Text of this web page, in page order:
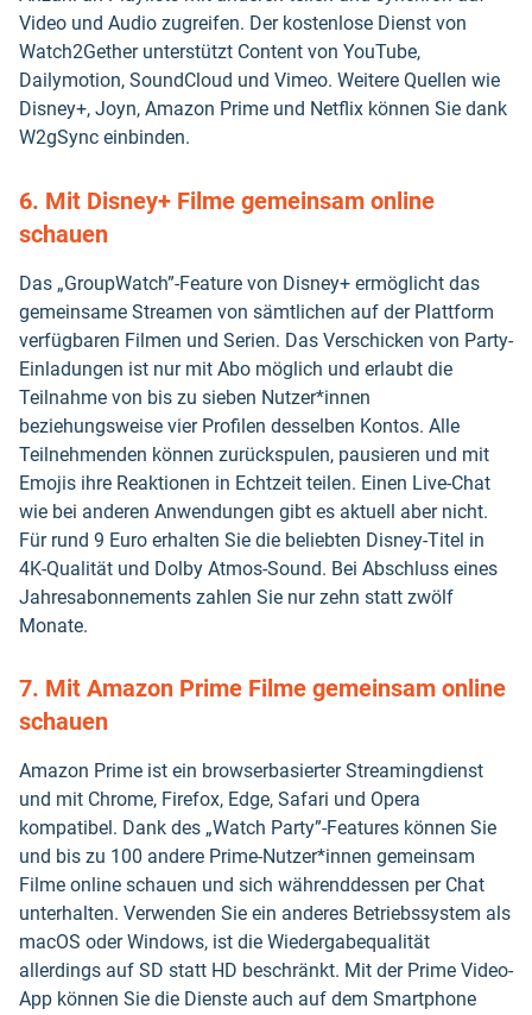
Video und Audio zugreifen. Der kostenlose Dienst von
Watch2Gether unterstützt Content von YouTube,
Dailymotion, SoundCloud und Vimeo. Weitere Quellen wie
Disney+, Joyn, Amazon Prime und Netflix können Sie dank
W2gSync einbinden.
6. Mit Disney+ Filme gemeinsam online
schauen
Das „GroupWatch”-Feature von Disney+ ermöglicht das
gemeinsame Streamen von sämtlichen auf der Plattform
verfügbaren Filmen und Serien. Das Verschicken von Party-
Einladungen ist nur mit Abo möglich und erlaubt die
Teilnahme von bis zu sieben Nutzer*innen
beziehungsweise vier Profilen desselben Kontos. Alle
Teilnehmenden können zurückspulen, pausieren und mit
Emojis ihre Reaktionen in Echtzeit teilen. Einen Live-Chat
wie bei anderen Anwendungen gibt es aktuell aber nicht.
Für rund 9 Euro erhalten Sie die beliebten Disney-Titel in
4K-Qualität und Dolby Atmos-Sound. Bei Abschluss eines
Jahresabonnements zahlen Sie nur zehn statt zwölf
Monate.
7. Mit Amazon Prime Filme gemeinsam online
schauen
Amazon Prime ist ein browserbasierter Streamingdienst
und mit Chrome, Firefox, Edge, Safari und Opera
kompatibel. Dank des „Watch Party”-Features können Sie
und bis zu 100 andere Prime-Nutzer*innen gemeinsam
Filme online schauen und sich währenddessen per Chat
unterhalten. Verwenden Sie ein anderes Betriebssystem als
macOS oder Windows, ist die Wiedergabequalität
allerdings auf SD statt HD beschränkt. Mit der Prime Video-
App können Sie die Dienste auch auf dem Smartphone